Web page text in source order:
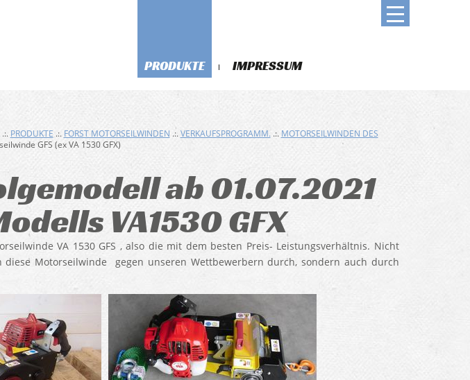
PRODUKTE IMPRESSUM
.:. PRODUKTE .:. FORST MOTORSEILWINDEN .:.VERKAUFSPROGRAMM..:. MOTORSEILWINDEN DES
GFS (ex VA 1530 GFX)
ab 01.07.2021
VA1530 GFX
VA 1530 GFS , also die mit dem besten Preis- Leistungsverhältnis. Nicht
Motorseilwinde gegen unseren Wettbewerbern durch, sondern auch durch